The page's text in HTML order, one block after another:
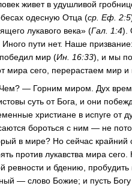
живет в удушливой
одесную Отца (ср. Еф. 2:5
лукавого века» (Гал. 1:4).
пути нет. Наше
мир (Ин. 16:33), и мы
сего, перерастаем мир и
— Горним миром. Дух
суть от Бога, и они
христиане в испуге от
бороться с ним — не
в мире? Но сейчас
против лукавства мира
ревности и бдению,
— слово Божие; и пусть